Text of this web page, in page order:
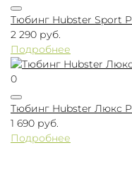
Тюбинг Hubster Sport
2 290 руб.
Подробнее
0
Тюбинг Hubster Люкс
1 690 руб.
Подробнее